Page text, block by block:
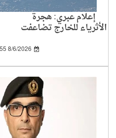
إعلام عبري: هجرة
الأثرياء للخارج تضاعفت
8/6/2026 9:42:55 PM